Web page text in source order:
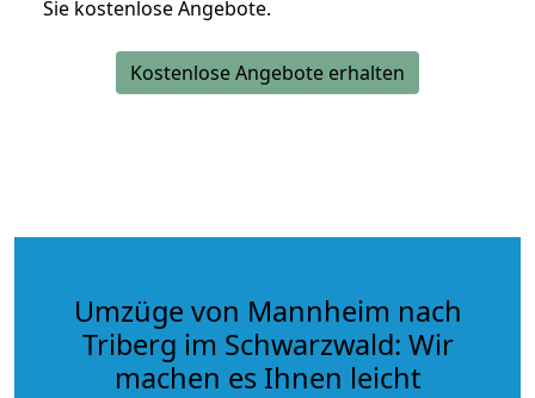
Sie kostenlose Angebote.
Kostenlose Angebote erhalten
Umzüge von Mannheim nach
Triberg im Schwarzwald: Wir
machen es Ihnen leicht